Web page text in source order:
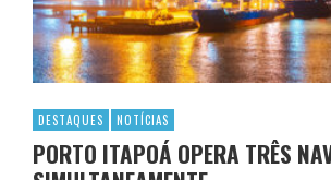
DESTAQUES NOTÍCIAS
PORTO ITAPOÁ OPERA TRÊS